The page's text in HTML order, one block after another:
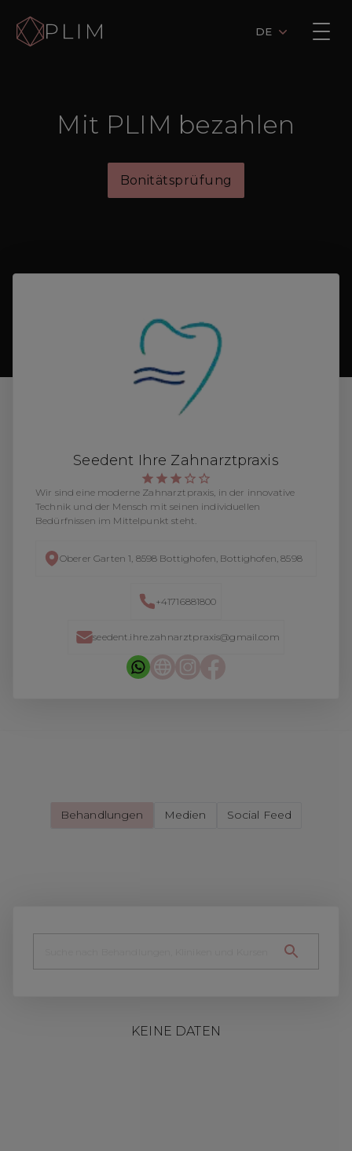
DE
Mit PLIM bezahlen
Bonitätsprüfung
Seedent Ihre Zahnarztpraxis
Wir sind eine moderne Zahnarztpraxis, in der innovative
Technik und der Mensch mit seinen individuellen
Bedürfnissen im Mittelpunkt steht.
Oberer Garten 1, 8598 Bottighofen, Bottighofen, 8598
+41716881800
seedent.ihre.zahnarztpraxis@gmail.com
Behandlungen Medien Social Feed
KEINE DATEN